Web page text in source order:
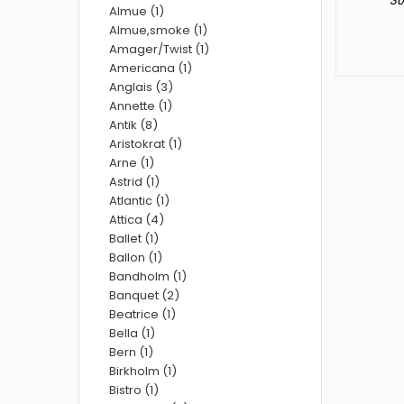
Almue (1)
Almue,smoke (1)
Amager/Twist (1)
Americana (1)
Anglais (3)
Annette (1)
Antik (8)
Aristokrat (1)
Arne (1)
Astrid (1)
Atlantic (1)
Attica (4)
Ballet (1)
Ballon (1)
Bandholm (1)
Banquet (2)
Beatrice (1)
Bella (1)
Bern (1)
Birkholm (1)
Bistro (1)